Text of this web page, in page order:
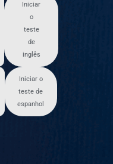
Iniciar
o
teste
de
inglês
Iniciar o
teste de
espanhol